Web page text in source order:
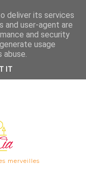
merveilles
deliver its services
and user-agent are
and security
usage
IT